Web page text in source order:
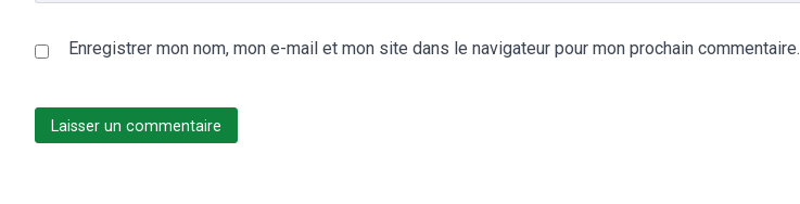
Enregistrer mon nom, mon e-mail et mon site dans le navigateur pour mon prochain commentaire.